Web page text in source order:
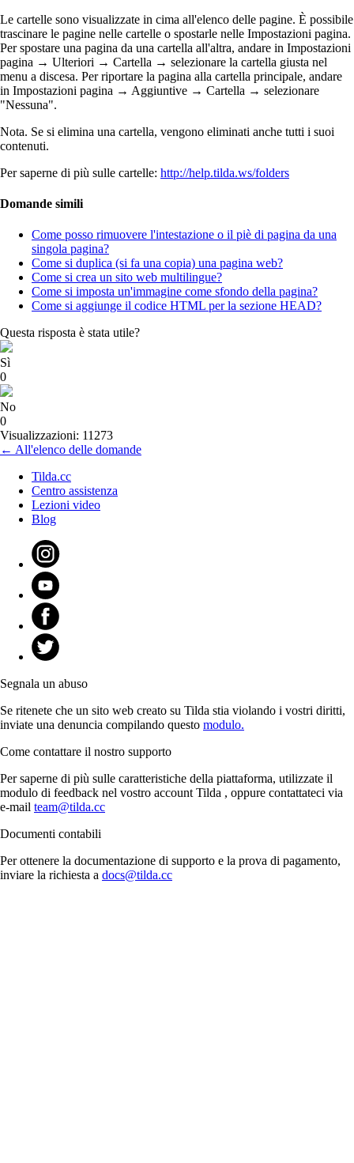
Le cartelle sono visualizzate in cima all'elenco delle pagine. È possibile
trascinare le pagine nelle cartelle o spostarle nelle Impostazioni pagina.
Per spostare una pagina da una cartella all'altra, andare in Impostazioni
pagina → Ulteriori → Cartella → selezionare la cartella giusta nel
menu a discesa. Per riportare la pagina alla cartella principale, andare
in Impostazioni pagina → Aggiuntive → Cartella → selezionare
"Nessuna".
Nota. Se si elimina una cartella, vengono eliminati anche tutti i suoi
contenuti.
Per saperne di più sulle cartelle: http://help.tilda.ws/folders
Domande simili
Come posso rimuovere l'intestazione o il piè di pagina da una
singola pagina?
Come si duplica (si fa una copia) una pagina web?
Come si crea un sito web multilingue?
Come si imposta un'immagine come sfondo della pagina?
Come si aggiunge il codice HTML per la sezione HEAD?
Questa risposta è stata utile?
Sì
0
No
0
Visualizzazioni: 11273
← All'elenco delle domande
Tilda.cc
Centro assistenza
Lezioni video
Blog
Segnala un abuso
Se ritenete che un sito web creato su Tilda stia violando i vostri diritti,
inviate una denuncia compilando questo modulo.
Come contattare il nostro supporto
Per saperne di più sulle caratteristiche della piattaforma, utilizzate il
modulo di feedback nel vostro account Tilda , oppure contattateci via
e-mail team@tilda.cc
Documenti contabili
Per ottenere la documentazione di supporto e la prova di pagamento,
inviare la richiesta a docs@tilda.cc